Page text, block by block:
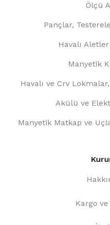
Ölçü
Pançlar,
Havalı
Manyetik
Havalı ve Crv
Akülü ve
Manyetik Matkap ve
Kargo